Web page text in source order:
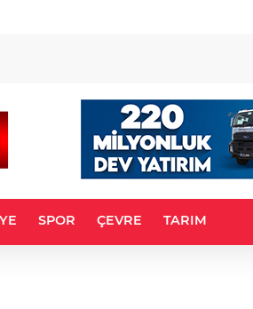
SPOR ÇEVRE TARIM